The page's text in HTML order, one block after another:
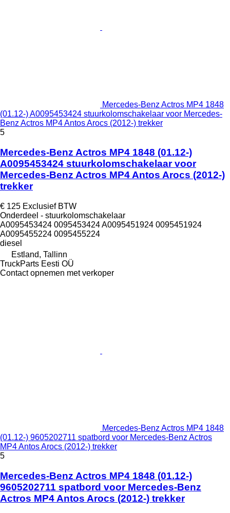
Mercedes-Benz Actros MP4 1848
(01.12-) A0095453424 stuurkolomschakelaar voor Mercedes-
Benz Actros MP4 Antos Arocs (2012-) trekker
5
Mercedes-Benz Actros MP4 1848 (01.12-)
A0095453424 stuurkolomschakelaar voor
Mercedes-Benz Actros MP4 Antos Arocs (2012-)
trekker
€ 125 Exclusief BTW
Onderdeel - stuurkolomschakelaar
A0095453424 0095453424 A0095451924 0095451924
A0095455224 0095455224
diesel
Estland, Tallinn
TruckParts Eesti OÜ
Contact opnemen met verkoper
Mercedes-Benz Actros MP4 1848
(01.12-) 9605202711 spatbord voor Mercedes-Benz Actros
MP4 Antos Arocs (2012-) trekker
5
Mercedes-Benz Actros MP4 1848 (01.12-)
9605202711 spatbord voor Mercedes-Benz
Actros MP4 Antos Arocs (2012-) trekker